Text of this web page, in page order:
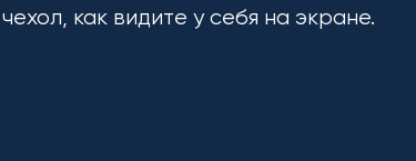
чехол, как видите у себя на экране.